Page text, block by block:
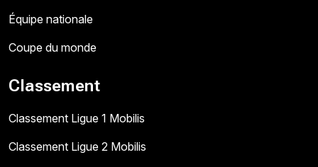
Équipe nationale
Coupe du monde
Classement
Classement Ligue 1 Mobilis
Classement Ligue 2 Mobilis